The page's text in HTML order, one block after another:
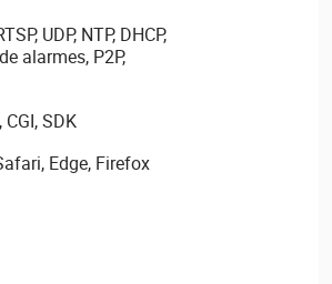
UDP, NTP, DHCP,
alarmes, P2P,
SDK
Edge, Firefox